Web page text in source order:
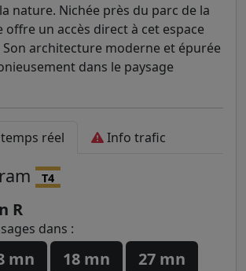
nature. Nichée près du parc de la
offre un accès direct à cet espace
architecture moderne et épurée
dans le paysage
réel Info trafic
T4
R
dans :
mn 18 mn
27 mn